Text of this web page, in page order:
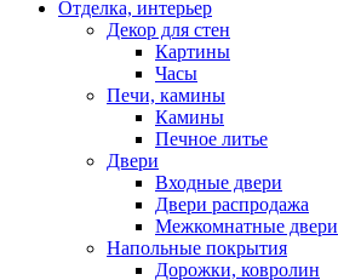
Отделка, интерьер
Декор для стен
Картины
Часы
Печи, камины
Камины
Печное литье
Двери
Входные двери
Двери распродажа
Межкомнатные двери
Напольные покрытия
Дорожки, ковролин